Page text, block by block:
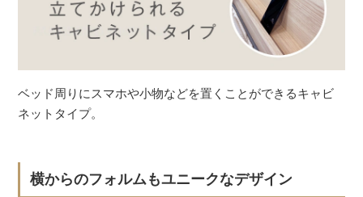
ベッド周りにスマホや小物などを置くことができるキャビ
ネットタイプ。
横からのフォルムもユニークなデザイン